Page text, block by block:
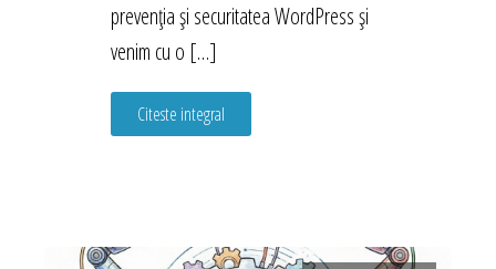
prevenția și securitatea WordPress și
venim cu o […]
Citeste integral